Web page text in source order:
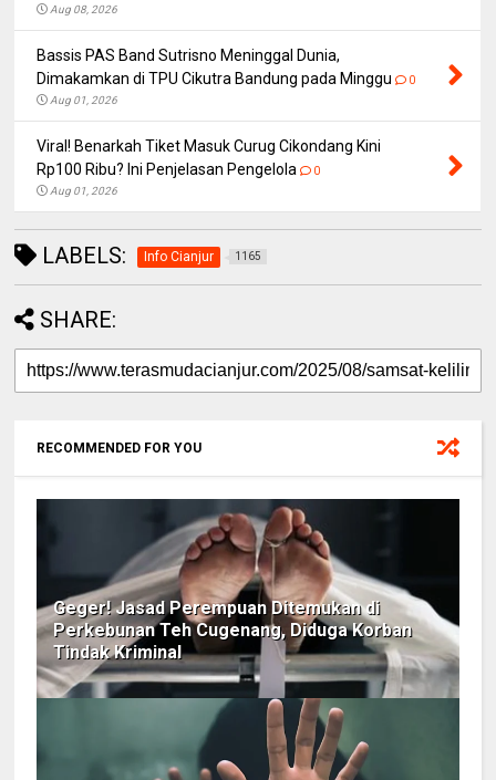
Aug 08, 2026
Bassis PAS Band Sutrisno Meninggal Dunia,
Dimakamkan di TPU Cikutra Bandung pada Minggu
0
Aug 01, 2026
Viral! Benarkah Tiket Masuk Curug Cikondang Kini
Rp100 Ribu? Ini Penjelasan Pengelola
0
Aug 01, 2026
LABELS: Info Cianjur 1165
SHARE:
RECOMMENDED FOR YOU
Geger! Jasad Perempuan Ditemukan di
Perkebunan Teh Cugenang, Diduga Korban
Tindak Kriminal